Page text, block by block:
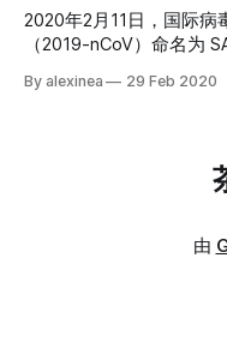
技术社区，她是民间自发
区，她是由 5 位联合发
无名的逝去者们在冥冥间
叹其所叹。 这三分钟的默哀，又如三秒般短暂，我们低下头
光，必不负逝去者们的遗
过、理解过与谅解过。
曾经因为口罩被截胡而
验，交换稀缺的防疫物
觅着有用信息，并挺身
2020年2月11日，国际病
（2019-nCoV）命名为
（2003年非典病毒叫做
身专业和研究进行的观
研究新发现不一致。本
「国务院应对新型冠状
病毒感染的肺炎”暂命名
By alexinea 29 Feb 2020
由